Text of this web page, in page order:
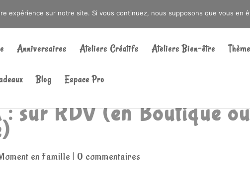
ANDRÉ OU DANS LA MÉTROPOLE LILLOISE CRAIENCO@GMAIL.COM
Anniversaires Ateliers Créatifs Ateliers Bien-être
Blog Espace Pro
Recherche
produits
: sur RDV (en Boutique
en Famille | 0 commentaires
expérience sur notre site. Si vous continuez, nous supposons que vous en